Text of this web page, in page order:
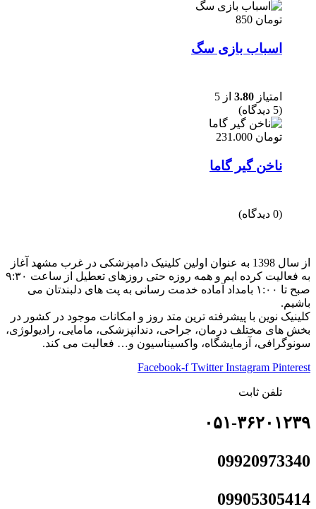
تومان
اسباب بازی سگ
امتیاز 3.80 از 5
(5 دیدگاه)
تومان
ناخن گیر گاما
(0 دیدگاه)
از سال 1398 به عنوان اولین کلینیک دامپزشکی در غرب مشهد آغاز
به فعالیت کرده ایم و همه روزه حتی روزهای تعطیل از ساعت ۹:۳۰
صبح تا ۱:۰۰ بامداد آماده خدمت رسانی به پت های دلبندتان می
باشیم.
کلینیک نوین با پیشرفته ترین متد روز و امکانات موجود در کشور در
بخش های مختلف درمان، جراحی، دندانپزشکی، مامایی، رادیولوژی،
سونوگرافی، آزمایشگاه، واکسیناسیون و… فعالیت می کند.
Facebook-f Twitter Instagram Pinterest
تلفن ثابت
۰۵۱-۳۶۲۰۱۲۳۹
09920973340
09905305414